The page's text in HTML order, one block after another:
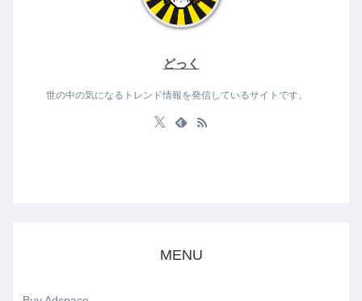
どっく
世の中の気になるトレンド情報を発信しているサイトです。
MENU